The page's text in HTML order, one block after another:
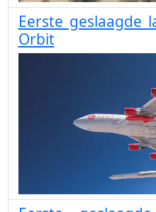
Eerste geslaagde
Orbit